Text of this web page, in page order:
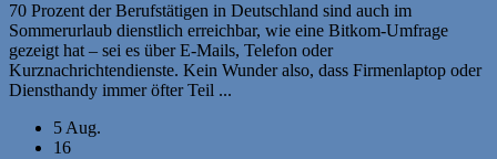
70 Prozent der Berufstätigen in Deutschland sind auch im
Sommerurlaub dienstlich erreichbar, wie eine Bitkom-Umfrage
gezeigt hat – sei es über E-Mails, Telefon oder
Kurznachrichtendienste. Kein Wunder also, dass Firmenlaptop oder
Diensthandy immer öfter Teil ...
5 Aug.
16